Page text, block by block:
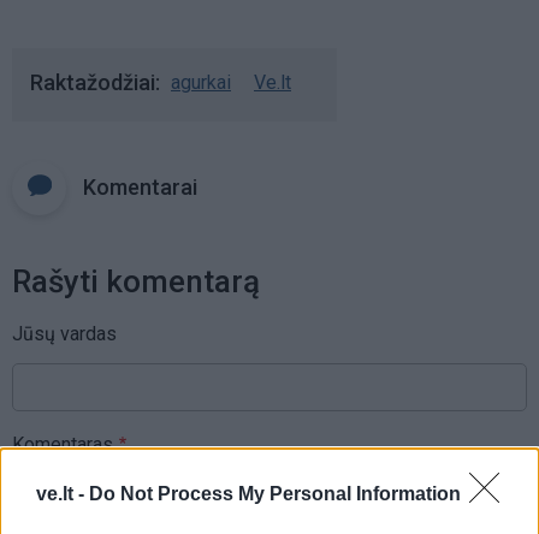
ve.lt - Do Not Process My Personal Information
Raktažodžiai agurkai Ve.lt
Komentarai
Rašyti komentarą
Jūsų vardas
Komentaras